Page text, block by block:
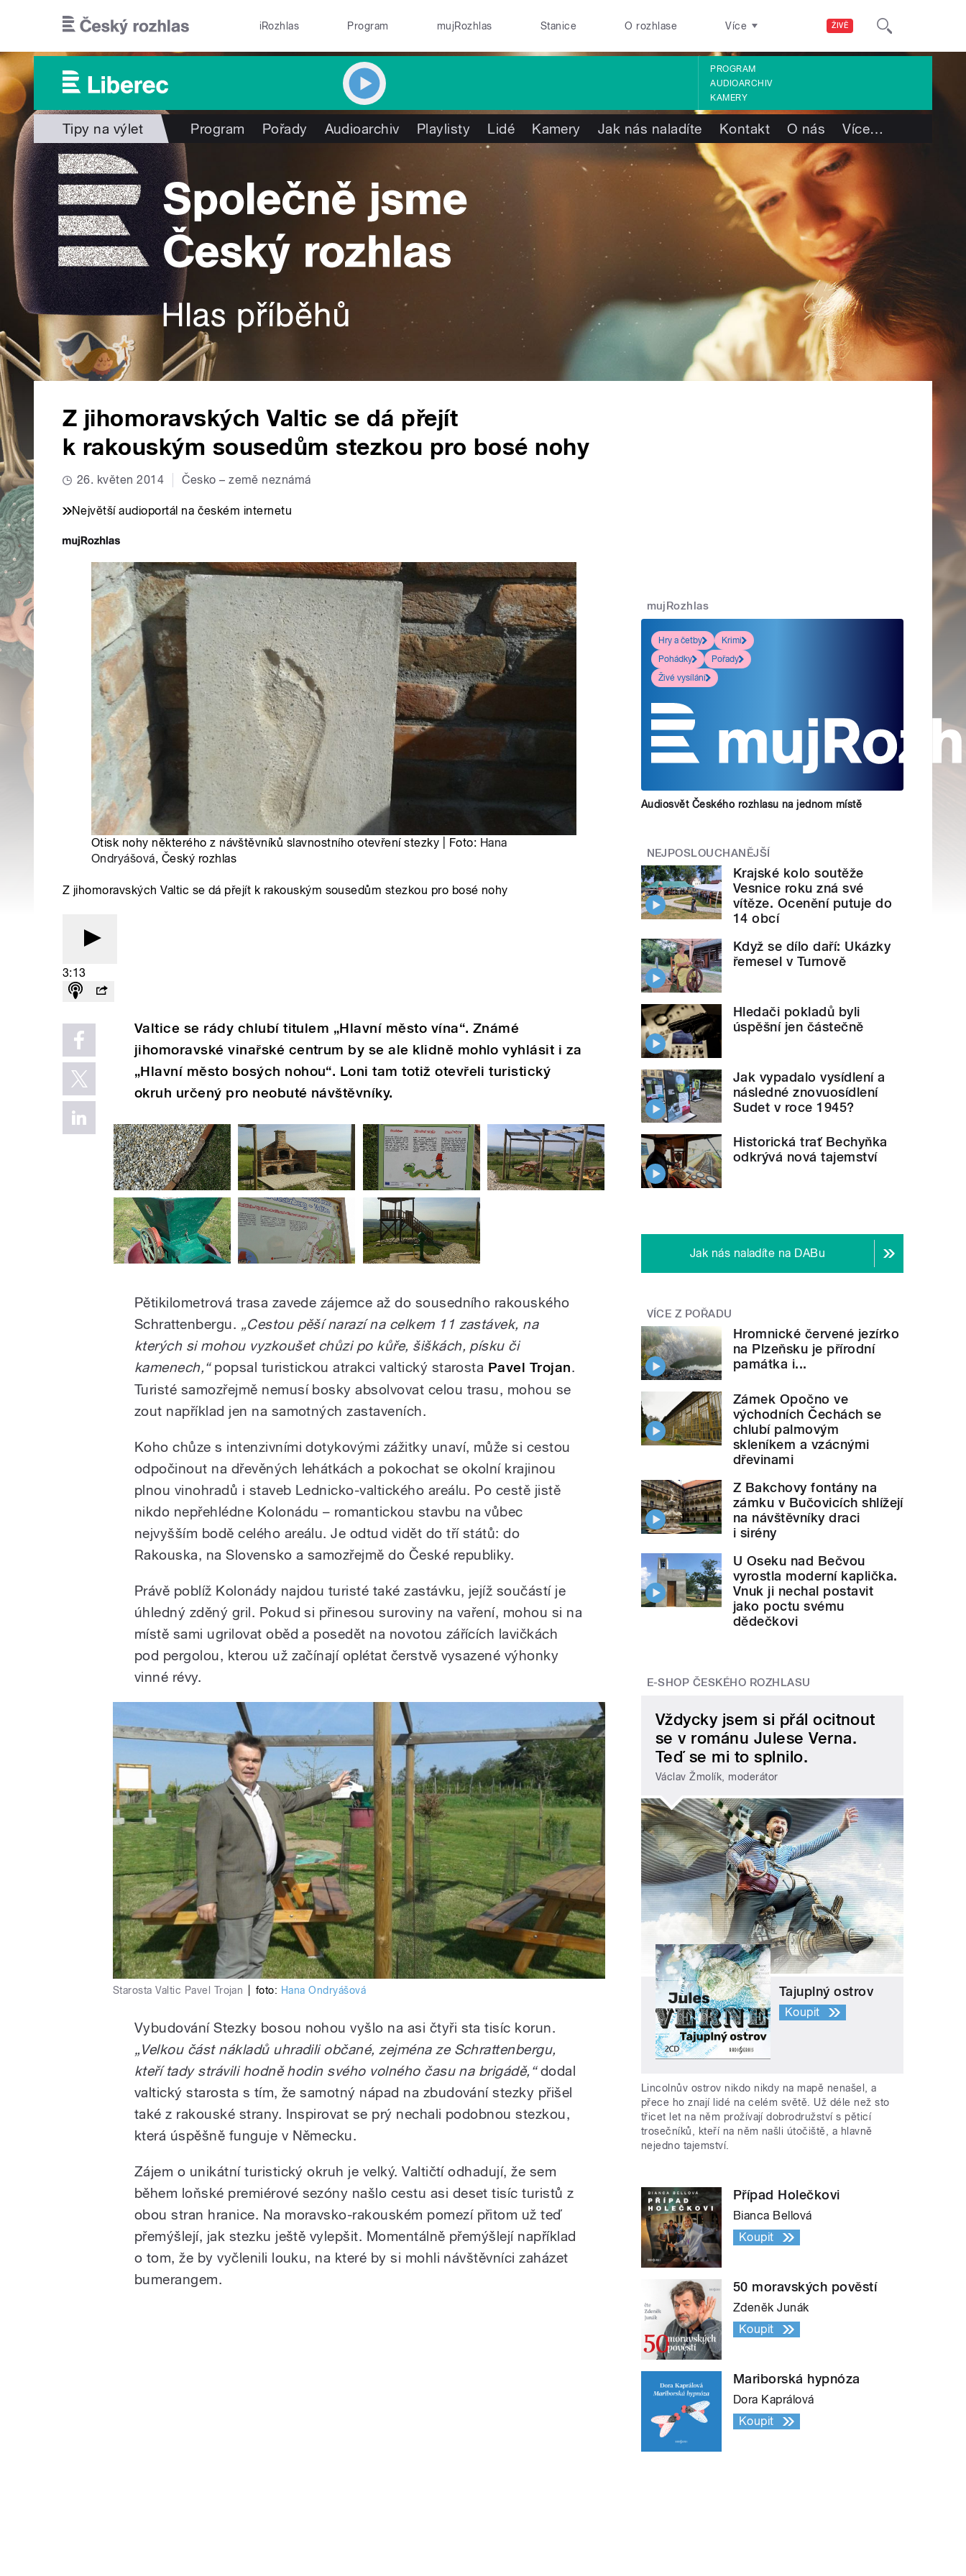
ŽIVĚ
iRozhlas Program mujRozhlas Stanice O rozhlase Více
PROGRAM
AUDIOARCHIV
KAMERY
Tipy na výlet Program Pořady Audioarchiv Playlisty Lidé Kamery Jak nás naladíte Kontakt O nás Více…
Z jihomoravských Valtic se dá přejít
k rakouským sousedům stezkou pro bosé nohy
26. květen 2014 Česko – země neznámá
Největší audioportál na českém internetu
Otisk nohy některého z návštěvníků slavnostního otevření stezky | Foto: Hana
Ondryášová, Český rozhlas
Z jihomoravských Valtic se dá přejít k rakouským sousedům stezkou pro bosé nohy
3:13
Valtice se rády chlubí titulem „Hlavní město vína“. Známé
jihomoravské vinařské centrum by se ale klidně mohlo vyhlásit i za
„Hlavní město bosých nohou“. Loni tam totiž otevřeli turistický
okruh určený pro neobuté návštěvníky.
Pětikilometrová trasa zavede zájemce až do sousedního rakouského
Schrattenbergu. „Cestou pěší narazí na celkem 11 zastávek, na
kterých si mohou vyzkoušet chůzi po kůře, šiškách, písku či
kamenech,“popsal turistickou atrakci valtický starosta Pavel Trojan.
Turisté samozřejmě nemusí bosky absolvovat celou trasu, mohou se
zout například jen na samotných zastaveních.
Koho chůze s intenzivními dotykovými zážitky unaví, může si cestou
odpočinout na dřevěných lehátkách a pokochat se okolní krajinou
plnou vinohradů i staveb Lednicko-valtického areálu. Po cestě jistě
nikdo nepřehlédne Kolonádu – romantickou stavbu na vůbec
nejvyšším bodě celého areálu. Je odtud vidět do tří států: do
Rakouska, na Slovensko a samozřejmě do České republiky.
Právě poblíž Kolonády najdou turisté také zastávku, jejíž součástí je
úhledný zděný gril. Pokud si přinesou suroviny na vaření, mohou si na
místě sami ugrilovat oběd a posedět na novotou zářících lavičkách
pod pergolou, kterou už začínají oplétat čerstvě vysazené výhonky
vinné révy.
Starosta Valtic Pavel Trojan foto: Hana Ondryášová
Vybudování Stezky bosou nohou vyšlo na asi čtyři sta tisíc korun.
„Velkou část nákladů uhradili občané, zejména ze Schrattenbergu,
kteří tady strávili hodně hodin svého volného času na brigádě,“dodal
valtický starosta s tím, že samotný nápad na zbudování stezky přišel
také z rakouské strany. Inspirovat se prý nechali podobnou stezkou,
která úspěšně funguje v Německu.
Zájem o unikátní turistický okruh je velký. Valtičtí odhadují, že sem
během loňské premiérové sezóny našlo cestu asi deset tisíc turistů z
obou stran hranice. Na moravsko-rakouském pomezí přitom už teď
přemýšlejí, jak stezku ještě vylepšit. Momentálně přemýšlejí například
o tom, že by vyčlenili louku, na které by si mohli návštěvníci zaházet
bumerangem.
mujRozhlas
Hry a četby
Krimi
Pohádky
Pořady
Živé vysílání
Audiosvět Českého rozhlasu na jednom místě
NEJPOSLOUCHANĚJŠÍ
Krajské kolo soutěže
Vesnice roku zná své
vítěze. Ocenění putuje do
14 obcí
Když se dílo daří: Ukázky
řemesel v Turnově
Hledači pokladů byli
úspěšní jen částečně
Jak vypadalo vysídlení a
následné znovuosídlení
Sudet v roce 1945?
Historická trať Bechyňka
odkrývá nová tajemství
Jak nás naladíte na DABu
VÍCE Z POŘADU
Hromnické červené jezírko
na Plzeňsku je přírodní
památka i...
Zámek Opočno ve
východních Čechách se
chlubí palmovým
skleníkem a vzácnými
dřevinami
Z Bakchovy fontány na
zámku v Bučovicích shlížejí
na návštěvníky draci
i sirény
U Oseku nad Bečvou
vyrostla moderní kaplička.
Vnuk ji nechal postavit
jako poctu svému
dědečkovi
E-SHOP ČESKÉHO ROZHLASU
Vždycky jsem si přál ocitnout
se v románu Julese Verna.
Teď se mi to splnilo.
Václav Žmolík, moderátor
Tajuplný ostrov
Koupit
Lincolnův ostrov nikdo nikdy na mapě nenašel, a
přece ho znají lidé na celém světě. Už déle než sto
třicet let na něm prožívají dobrodružství s pěticí
trosečníků, kteří na něm našli útočiště, a hlavně
nejedno tajemství.
Případ Holečkovi
Bianca Bellová
Koupit
50 moravských pověstí
Zdeněk Junák
Koupit
Mariborská hypnóza
Dora Kaprálová
Koupit